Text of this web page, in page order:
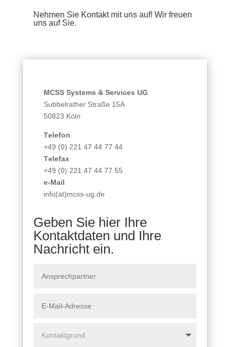
Nehmen Sie Kontakt mit uns auf! Wir freuen
uns auf Sie.
MCSS Systems & Services UG
Subbelrather Straße 15A
50823 Köln
Telefon
+49 (0) 221 47 44 77 44
Telefax
+49 (0) 221 47 44 77 55
e-Mail
info(at)mcss-ug.de
Geben Sie hier Ihre
Kontaktdaten und Ihre
Nachricht ein.